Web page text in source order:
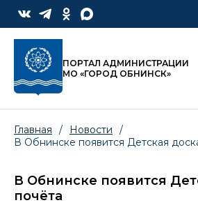
ПОРТАЛ АДМИНИСТРАЦИИ
МО «ГОРОД ОБНИНСК»
Главная / Новости
/
В Обнинске появится Детская
В Обнинске появится
почёта